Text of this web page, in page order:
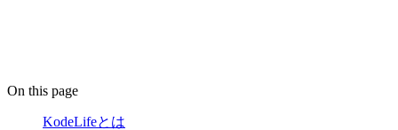
On this page
KodeLifeとは